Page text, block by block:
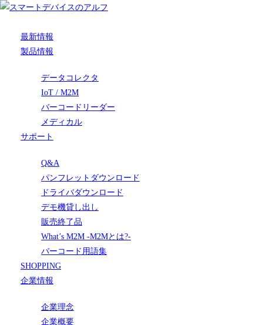
最新情報
製品情報
データコレクタ
IoT / M2M
バーコードリーダー
メディカル
サポート
Q&A
パンフレットダウンロード
ドライバダウンロード
デモ機貸し出し
販売終了品
What’s M2M -M2Mとは?-
バーコード用語集
SHOPPING
企業情報
企業理念
企業概要